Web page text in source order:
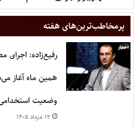
پر‌مخاطب‌ترین‌های هفته
رفیع‌زاده: اجرای
همین ماه آغاز
وضعیت
۱۲ مرداد ۱۴۰۵